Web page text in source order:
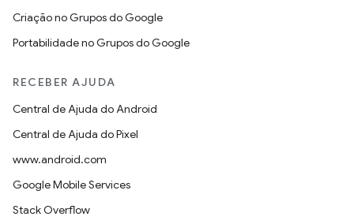
Criação no Grupos do Google
Portabilidade no Grupos do Google
RECEBER AJUDA
Central de Ajuda do Android
Central de Ajuda do Pixel
www.android.com
Google Mobile Services
Stack Overflow